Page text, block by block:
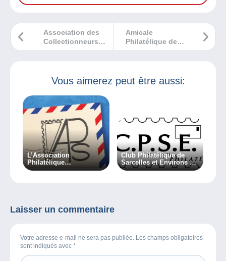
Amicale
Philatélique de
l’Est/Belfort –
Association des
Collectionneurs
de Carnets et de
Vous aimerez peut être aussi:
L’Association
Philatélique
Sparnacienne – A.P.S.
Club Philatélique de
Sarcelles et Environs –
CPSE
Laisser un commentaire
Votre adresse e-mail ne sera pas publiée. Les champs obligatoires
sont indiqués avec *